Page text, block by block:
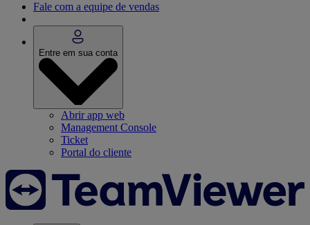
Fale com a equipe de vendas
Entre em sua conta
Abrir app web
Management Console
Ticket
Portal do cliente